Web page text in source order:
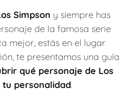
Simpson y siempre has
de la famosa serie
mejor, estás en el lugar
te presentamos una guía
qué personaje de Los
tu personalidad.